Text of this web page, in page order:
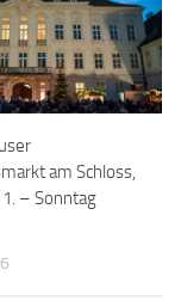
am Schloss,
– Sonntag